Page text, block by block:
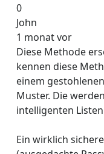
0
John
1 monat vor
Diese Methode
kennen diese
einem
Muster. Die
intelligenten
Ein wirklich